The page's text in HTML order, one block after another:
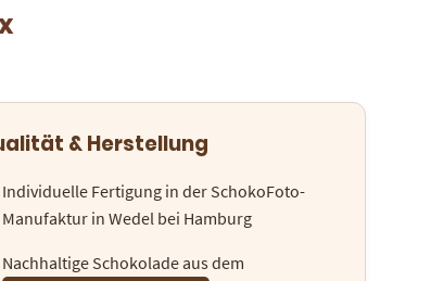
& Herstellung
Individuelle Fertigung in der SchokoFoto-
Manufaktur in Wedel bei Hamburg
Nachhaltige Schokolade aus dem